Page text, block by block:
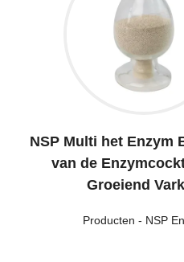
NSP Multi het Enzym
van de
Groeiend
Producten - NSP